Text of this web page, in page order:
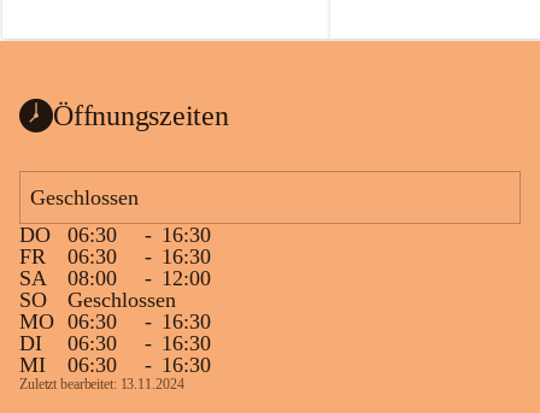
Öffnungszeiten
Geschlossen
DO
06:30 - 16:30
FR
06:30 - 16:30
SA
08:00 - 12:00
SO
Geschlossen
MO 06:30 - 16:30
DI
06:30 - 16:30
MI
06:30 - 16:30
Zuletzt bearbeitet: 13.11.2024